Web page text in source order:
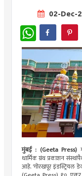
02-Dec-
WhatsApp
मुंबई : (Geeta Press)
धार्मिक ग्रंथ प्रकाशन
आहे. 'गोरखपूर इंडस्ट्रियल